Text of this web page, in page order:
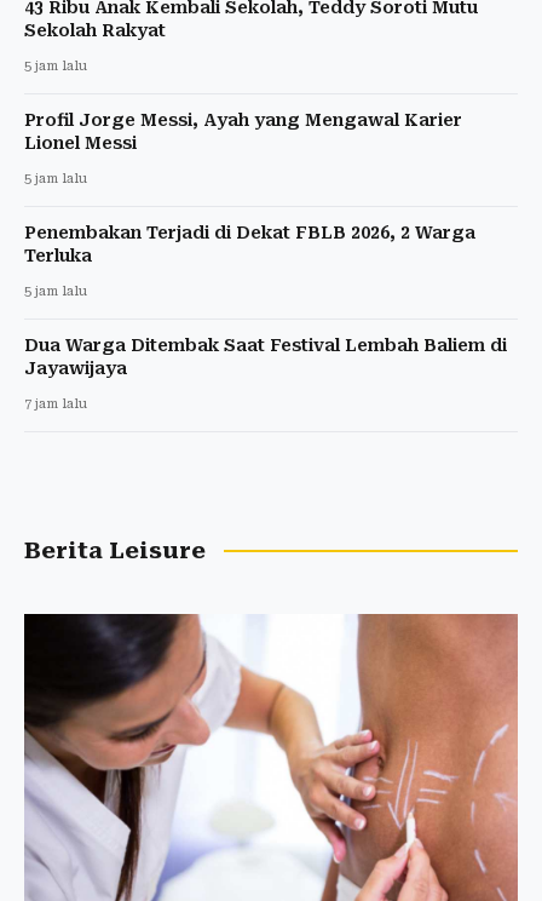
43 Ribu Anak Kembali Sekolah, Teddy Soroti Mutu
Sekolah Rakyat
5 jam lalu
Profil Jorge Messi, Ayah yang Mengawal Karier
Lionel Messi
5 jam lalu
Penembakan Terjadi di Dekat FBLB 2026, 2 Warga
Terluka
5 jam lalu
Dua Warga Ditembak Saat Festival Lembah Baliem di
Jayawijaya
7 jam lalu
Berita Leisure